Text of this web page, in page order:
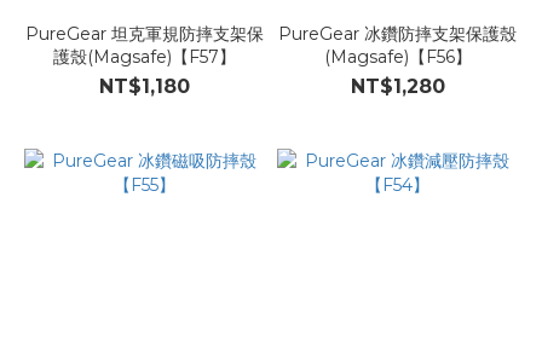
PureGear 坦克軍規防摔支架保
護殼(Magsafe)【F57】
NT$1,180
PureGear 冰鑽防摔支架保護殼
(Magsafe)【F56】
NT$1,280